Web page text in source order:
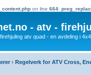
on line 664:
- atv -
atv quad - en avdeling i
‹ Regelverk for ATV Cross,